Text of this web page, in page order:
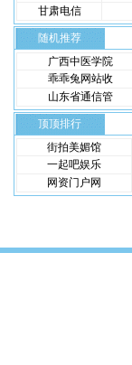
甘肃电信
随机推荐
广西中医学院
乖乖兔网站收
山东省通信管
顶顶排行
街拍美媚馆
一起吧娱乐
网资门户网